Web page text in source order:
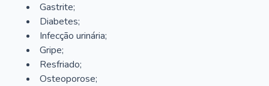
Gastrite;
Diabetes;
Infecção urinária;
Gripe;
Resfriado;
Osteoporose;